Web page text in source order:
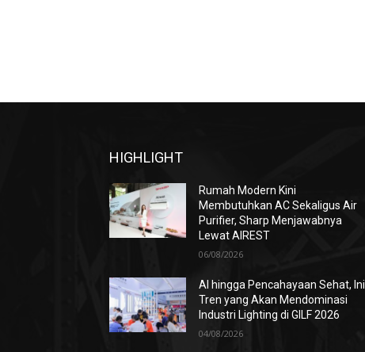
HIGHLIGHT
Rumah Modern Kini
Membutuhkan AC Sekaligus Air
Purifier, Sharp Menjawabnya
Lewat AIREST
06/08/2026
AI hingga Pencahayaan Sehat, Ini
Tren yang Akan Mendominasi
Industri Lighting di GILF 2026
04/08/2026